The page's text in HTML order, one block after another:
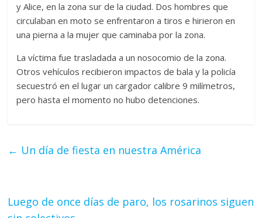
y Alice, en la zona sur de la ciudad. Dos hombres que
circulaban en moto se enfrentaron a tiros e hirieron en
una pierna a la mujer que caminaba por la zona.
La víctima fue trasladada a un nosocomio de la zona.
Otros vehículos recibieron impactos de bala y la policía
secuestró en el lugar un cargador calibre 9 milímetros,
pero hasta el momento no hubo detenciones.
← Un día de fiesta en nuestra América
Luego de once días de paro, los rosarinos siguen